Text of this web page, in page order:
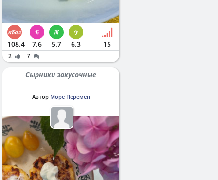
108.4 7.6 5.7 6.3 15
2 7
Сырники закусочные
Автор Море Перемен